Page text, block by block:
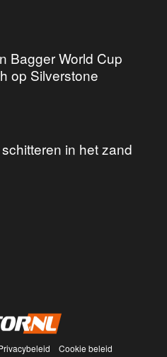
Bagger World Cup
op Silverstone
in het zand
Cookie beleid